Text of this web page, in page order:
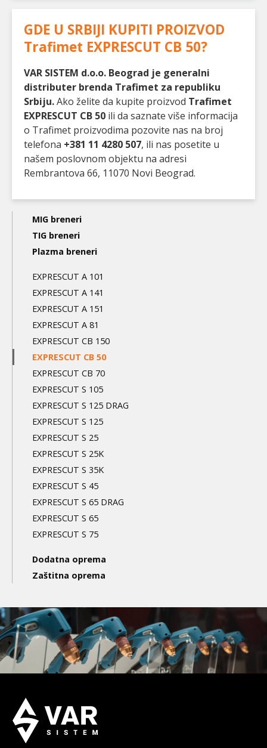
GDE U SRBIJI KUPITI PROIZVOD
Trafimet EXPRESCUT CB 50?
VAR SISTEM d.o.o. Beograd je generalni
distributer brenda Trafimet za republiku
Srbiju.Ako želite da kupite proizvod Trafimet
EXPRESCUT CB 50 ili da saznate više informacija
o Trafimet proizvodima pozovite nas na broj
telefona +381 11 4280 507, ili nas posetite u
našem poslovnom objektu na adresi
Rembrantova 66, 11070 Novi Beograd.
Main
navigation
3nd
level
MIG breneri
TIG breneri
Plazma breneri
EXPRESCUT A 101
EXPRESCUT A 141
EXPRESCUT A 151
EXPRESCUT A 81
EXPRESCUT CB 150
EXPRESCUT CB 50
EXPRESCUT CB 70
EXPRESCUT S 105
EXPRESCUT S 125 DRAG
EXPRESCUT S 125
EXPRESCUT S 25
EXPRESCUT S 25K
EXPRESCUT S 35K
EXPRESCUT S 45
EXPRESCUT S 65 DRAG
EXPRESCUT S 65
EXPRESCUT S 75
Dodatna oprema
Zaštitna oprema